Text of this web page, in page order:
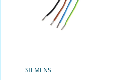
PRODUCENT
SIEMENS